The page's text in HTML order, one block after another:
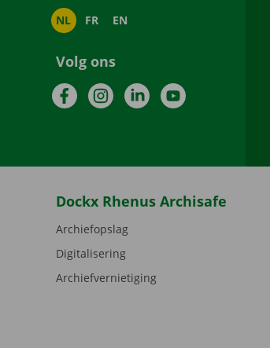
NL FR EN
Volg ons
FacebookInstagramLinkedInYouTube
Dockx Rhenus Archisafe
Archiefopslag
Digitalisering
Archiefvernietiging